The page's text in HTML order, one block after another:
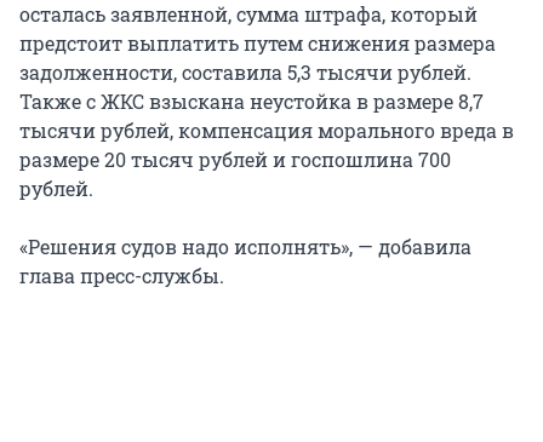
осталась заявленной, сумма штрафа, который
предстоит выплатить путем снижения размера
задолженности, составила 5,3 тысячи рублей.
Также с ЖКС взыскана неустойка в размере 8,7
тысячи рублей, компенсация морального вреда в
размере 20 тысяч рублей и госпошлина 700
рублей.
«Решения судов надо исполнять», — добавила
глава пресс-службы.